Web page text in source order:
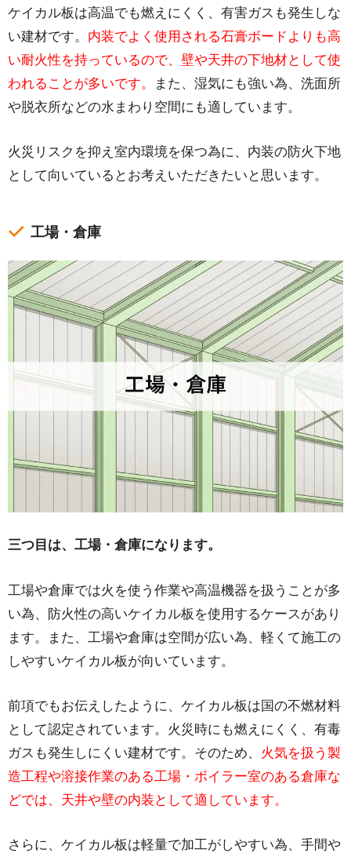
ケイカル板は高温でも燃えにくく、有害ガスも発生しな
い建材です。 内装でよく使用される石膏ボードよりも高
い耐火性を持っているので、壁や天井の下地材として使
われることが多いです。
また、湿気にも強い為、洗面所
や脱衣所などの水まわり空間にも適しています。
火災リスクを抑え室内環境を保つ為に、内装の防火下地
として向いているとお考えいただきたいと思います。
工場・倉庫
三つ目は、工場・倉庫になります。
工場や倉庫では火を使う作業や高温機器を扱うことが多
い為、防火性の高いケイカル板を使用するケースがあり
ます。また、工場や倉庫は空間が広い為、軽くて施工の
しやすいケイカル板が向いています。
前項でもお伝えしたように、ケイカル板は国の不燃材料
として認定されています。火災時にも燃えにくく、有毒
ガスも発生しにくい建材です。そのため、 火気を扱う製
造工程や溶接作業のある工場・ボイラー室のある倉庫な
どでは、天井や壁の内装として適しています。
さらに、ケイカル板は軽量で加工がしやすい為、手間や